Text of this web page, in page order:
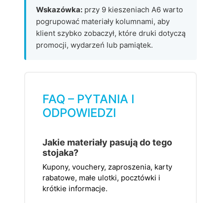
Wskazówka: przy 9 kieszeniach A6 warto
pogrupować materiały kolumnami, aby
klient szybko zobaczył, które druki dotyczą
promocji, wydarzeń lub pamiątek.
FAQ – PYTANIA I
ODPOWIEDZI
Jakie materiały pasują do tego
stojaka?
Kupony, vouchery, zaproszenia, karty
rabatowe, małe ulotki, pocztówki i
krótkie informacje.